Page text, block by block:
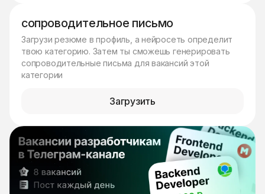
сопроводительное письмо
Загрузи резюме в профиль, а нейросеть определит
твою категорию. Затем ты сможешь генерировать
сопроводительные письма для вакансий этой
категории
Загрузить